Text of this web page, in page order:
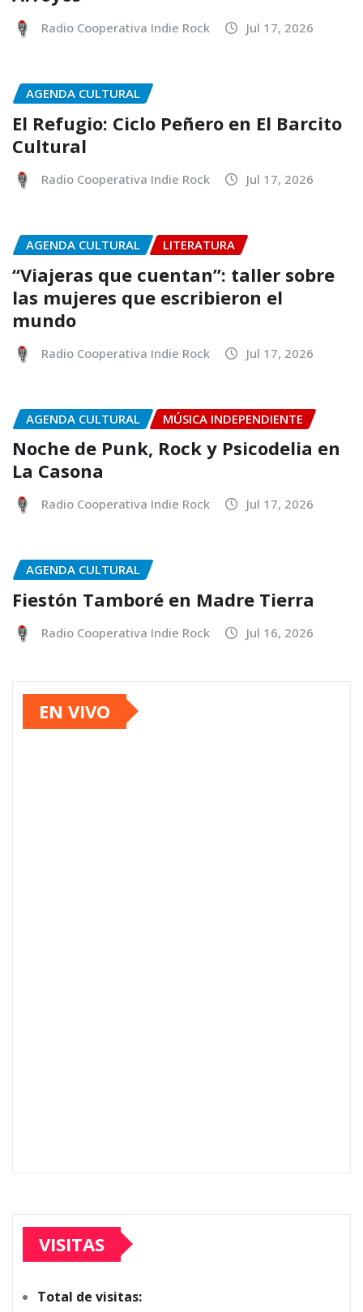
Radio Cooperativa Indie Rock Jul 17, 2026
AGENDA CULTURAL
El Refugio: Ciclo Peñero en El Barcito
Cultural
Radio Cooperativa Indie Rock Jul 17, 2026
AGENDA CULTURAL LITERATURA
“Viajeras que cuentan”: taller sobre
las mujeres que escribieron el
mundo
Radio Cooperativa Indie Rock Jul 17, 2026
AGENDA CULTURAL MÚSICA INDEPENDIENTE
Noche de Punk, Rock y Psicodelia en
La Casona
Radio Cooperativa Indie Rock Jul 17, 2026
AGENDA CULTURAL
Fiestón Tamboré en Madre Tierra
Radio Cooperativa Indie Rock Jul 16, 2026
EN VIVO
VISITAS
Total de visitas: